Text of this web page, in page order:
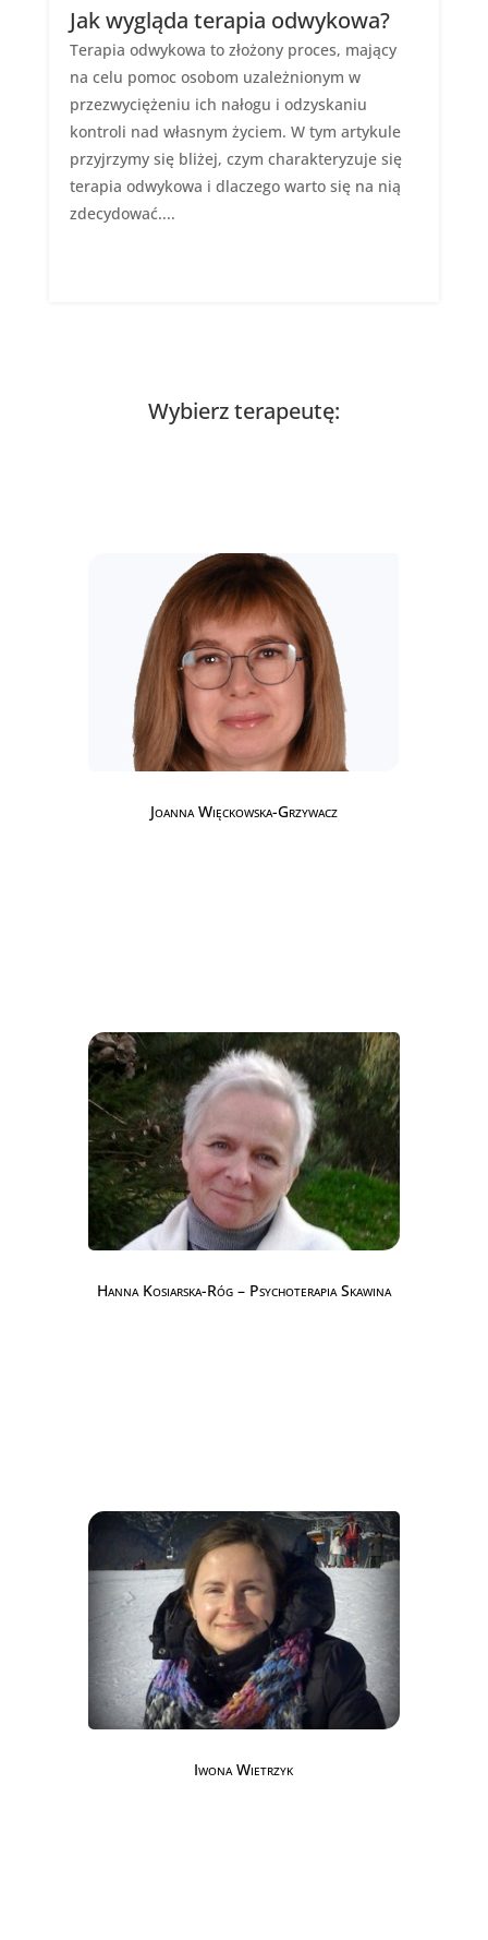
Jak wygląda terapia odwykowa?
Terapia odwykowa to złożony proces, mający
na celu pomoc osobom uzależnionym w
przezwyciężeniu ich nałogu i odzyskaniu
kontroli nad własnym życiem. W tym artykule
przyjrzymy się bliżej, czym charakteryzuje się
terapia odwykowa i dlaczego warto się na nią
zdecydować....
Wybierz terapeutę:
Joanna Więckowska-Grzywacz
Hanna Kosiarska-Róg – Psychoterapia Skawina
Iwona Wietrzyk